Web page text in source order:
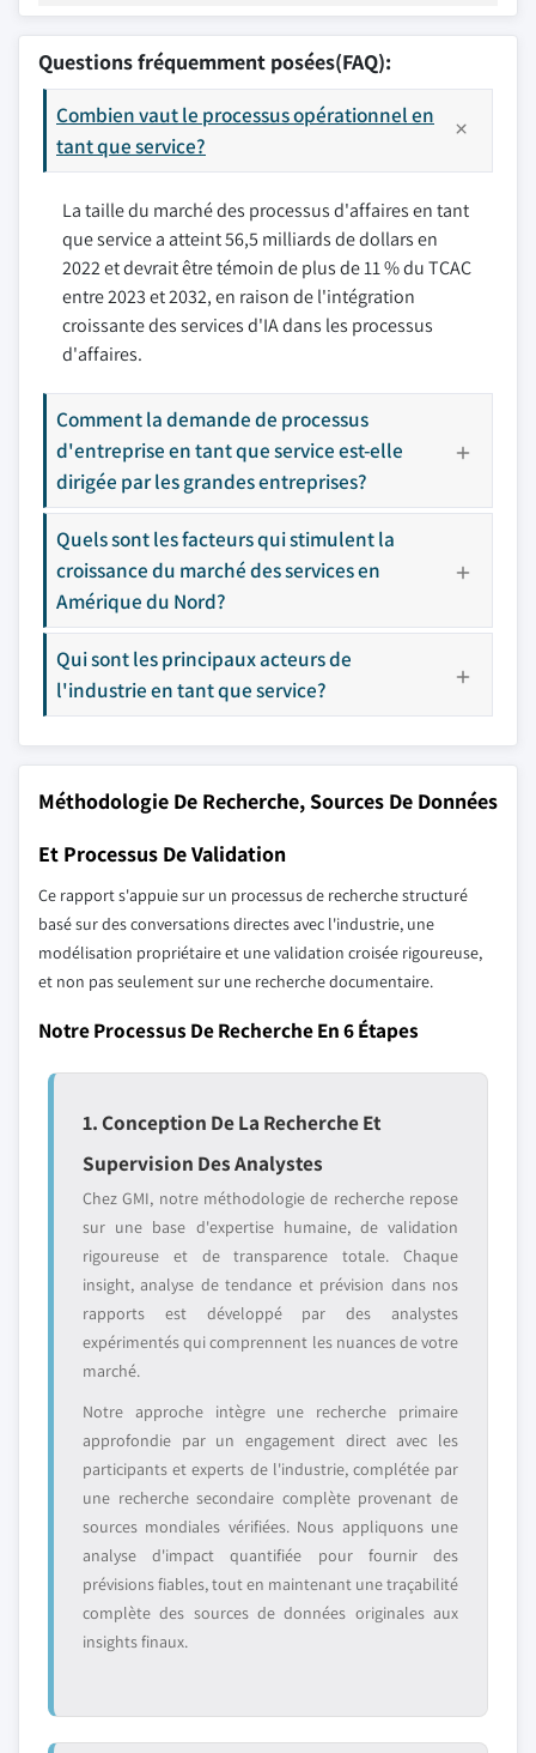
Questions fréquemment posées(FAQ):
Combien vaut le processus opérationnel en
tant que service?
La taille du marché des processus d'affaires en tant
que service a atteint 56,5 milliards de dollars en
2022 et devrait être témoin de plus de 11 % du TCAC
entre 2023 et 2032, en raison de l'intégration
croissante des services d'IA dans les processus
d'affaires.
Comment la demande de processus
d'entreprise en tant que service est-elle
dirigée par les grandes entreprises?
Quels sont les facteurs qui stimulent la
croissance du marché des services en
Amérique du Nord?
Qui sont les principaux acteurs de
l'industrie en tant que service?
Méthodologie De Recherche, Sources De Données
Et Processus De Validation
Ce rapport s'appuie sur un processus de recherche structuré
basé sur des conversations directes avec l'industrie, une
modélisation propriétaire et une validation croisée rigoureuse,
et non pas seulement sur une recherche documentaire.
Notre Processus De Recherche En 6 Étapes
1. Conception De La Recherche Et
Supervision Des Analystes
Chez GMI, notre méthodologie de recherche repose
sur une base d'expertise humaine, de validation
rigoureuse et de transparence totale. Chaque
insight, analyse de tendance et prévision dans nos
rapports est développé par des analystes
expérimentés qui comprennent les nuances de votre
marché.
Notre approche intègre une recherche primaire
approfondie par un engagement direct avec les
participants et experts de l'industrie, complétée par
une recherche secondaire complète provenant de
sources mondiales vérifiées. Nous appliquons une
analyse d'impact quantifiée pour fournir des
prévisions fiables, tout en maintenant une traçabilité
complète des sources de données originales aux
insights finaux.